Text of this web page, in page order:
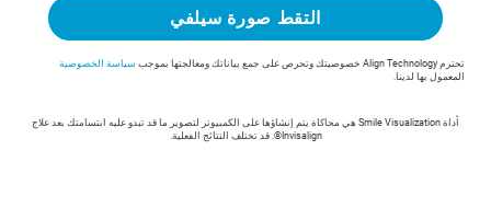
التقط صورة سيلفي
تحترم Align Technology خصوصيتك وتحرص على جمع بياناتك ومعالجتها بموجب
سياسة الخصوصية
المعمول بها لدينا.
أداة Smile Visualization هي محاكاة يتم إنشاؤها على الكمبيوتر لتصوير ما قد تبدو عليه ابتسامتك بعد علاج
Invisalign®. قد تختلف النتائج الفعلية.